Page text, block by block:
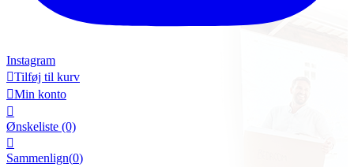
Instagram
Tilføj til kurv
Min konto

Ønskeliste (0)

Sammenlign(0)